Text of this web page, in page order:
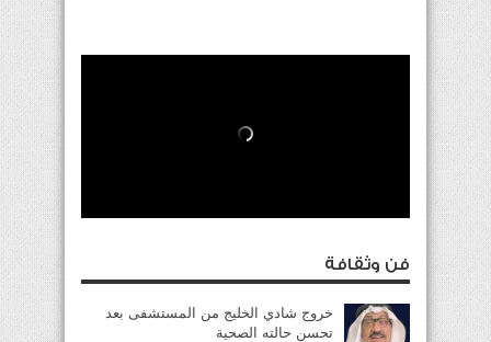
فن وثقافة
خروج شادي الخليج من المستشفى بعد
تحسن حالته الصحية